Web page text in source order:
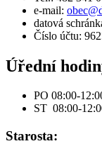
e-mail:
datová
Číslo účtu:
Úřední
PO 08:00-
ST 08:00-
Starosta: